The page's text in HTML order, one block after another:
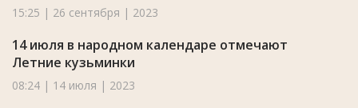
15:25 | 26 сентября | 2023
14 июля в народном календаре отмечают
Летние кузьминки
08:24 | 14 июля | 2023